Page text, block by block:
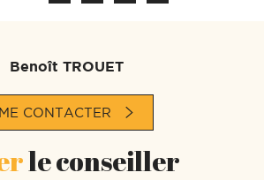
Benoît TROUET
ME CONTACTER
le conseiller